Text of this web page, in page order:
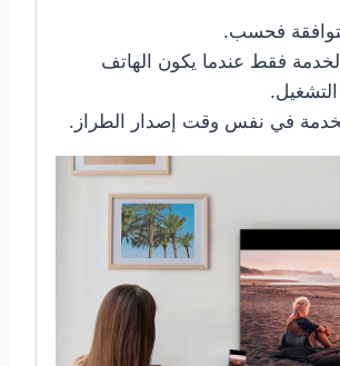
فحسب.
فقط عندما يكون الهاتف
في نفس وقت إصدار الطراز.